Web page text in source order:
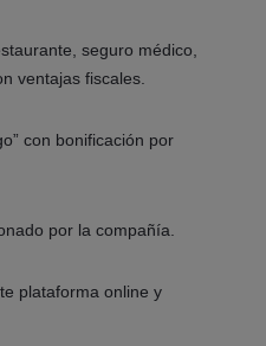
seguro médico,
ventajas fiscales.
con bonificación por
por la compañía.
plataforma online y